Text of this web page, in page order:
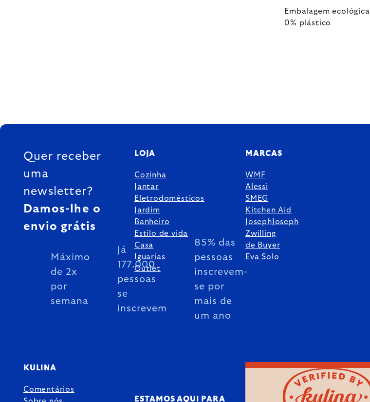
Embalagem ecológica
0% plástico
FOOTER
Quer receber
uma
newsletter?
Damos-lhe o
envio grátis
Máximo
de 2x
por
semana
Já
177.000
pessoas
se
inscrevem
85% das
pessoas
inscrevem-
se por
mais de
um ano
LOJA
Cozinha
Jantar
Eletrodomésticos
Jardim
Banheiro
Estilo de vida
Casa
Iguarias
Outlet
MARCAS
WMF
Alessi
SMEG
Kitchen Aid
JosephJoseph
Zwilling
de Buyer
Eva Solo
KULINA
Comentários
ESTAMOS AQUI PARA